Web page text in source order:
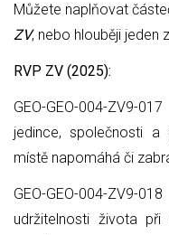
Můžete naplňovat
ZV, nebo hlouběji jeden
RVP ZV (2025):
GEO-GEO-004-ZV9-
jedince, společnosti a
místě napomáhá či
GEO-GEO-004-
udržitelnosti života